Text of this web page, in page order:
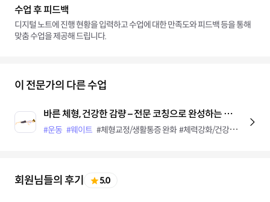
수업 후 피드백
디지털 노트에 진행 현황을 입력하고 수업에 대한 만족도와 피드백 등을 통해
맞춤 수업을 제공해 드립니다.
이 전문가의 다른 수업
바른 체형, 건강한 감량 – 전문 코칭으로 완성하는 체형교정 다이어트
#운동 #웨이트 #체형교정/생활통증 완화 #체력강화/건강유지
회원님들의 후기 5.0